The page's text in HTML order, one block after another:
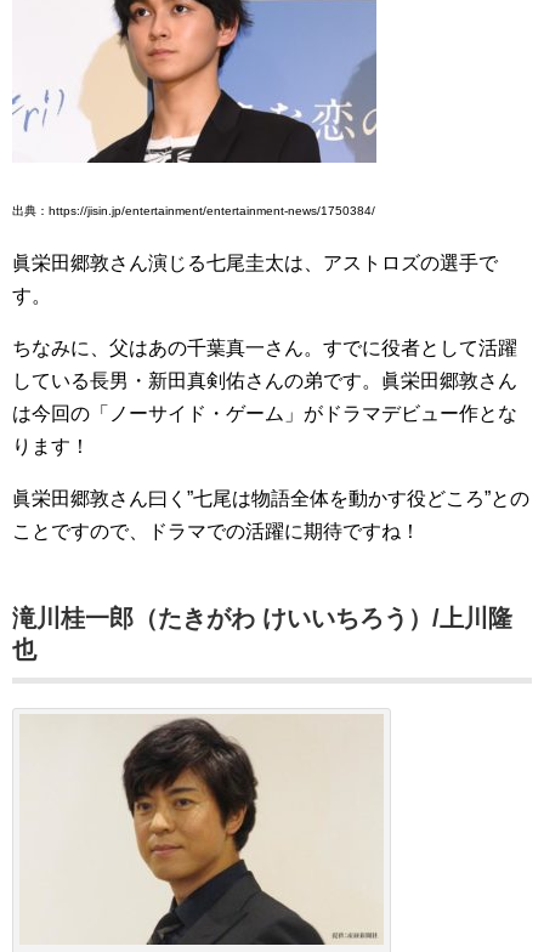
出典：https://jisin.jp/entertainment/entertainment-news/1750384/
眞栄田郷敦さん演じる七尾圭太は、アストロズの選手で
す。
ちなみに、父はあの千葉真一さん。すでに役者として活躍
している長男・新田真剣佑さんの弟です。眞栄田郷敦さん
は今回の「ノーサイド・ゲーム」がドラマデビュー作とな
ります！
眞栄田郷敦さん曰く”七尾は物語全体を動かす役どころ”との
ことですので、ドラマでの活躍に期待ですね！
滝川桂一郎（たきがわ けいいちろう）/上川隆
也